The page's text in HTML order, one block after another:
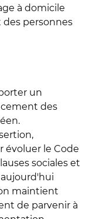
à domicile
personnes
un
des
évoluer le Code
sociales et
maintient
de parvenir à